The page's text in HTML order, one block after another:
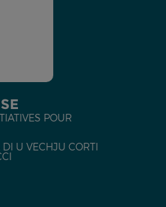
POUR
U VECHJU CORTI